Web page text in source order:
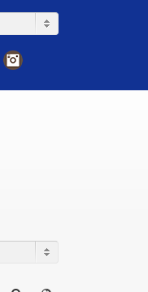
LinkedIn